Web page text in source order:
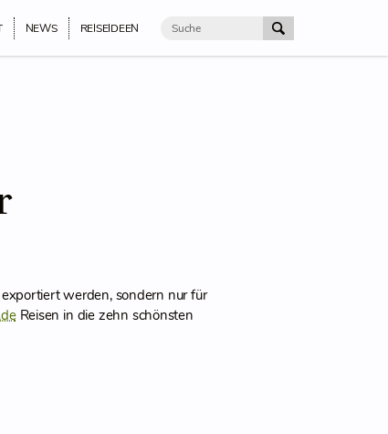
NEWS REISEIDEEN
werden, sondern nur für
Reisen in die zehn schönsten